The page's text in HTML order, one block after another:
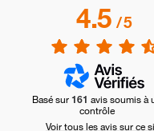
4.5/5
Basé sur 161 avis soumis à
contrôle
Voir tous les avis sur ce